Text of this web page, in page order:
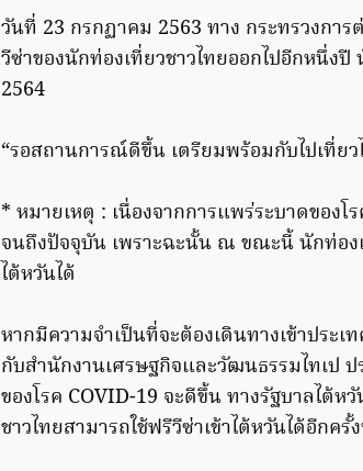
วันที่ 23 กรกฏาคม 2563 ทาง กระทรวงการ
วีซ่าของนักท่องเที่ยวชาวไทยออกไปอีกหนึ่
2564
“รอสถานการณ์ดีขึ้น เตรียมพร้อมกับไปเที่ยว
* หมายเหตุ : เนื่องจากการแพร่ระบาดของโ
จนถึงปัจจุบัน เพราะฉะนั้น ณ ขณะนี้ นักท่องเ
ไต้หวันได้
หากมีความจำเป็นที่จะต้องเดินทางเข้าประ
กับสำนักงานเศรษฐกิจและวัฒนธรรมไทเป
ของโรค COVID-19 จะดีขึ้น ทางรัฐบาลไต้ห
ชาวไทยสามารถใช้ฟรีวีซ่าเข้าไต้หวันได้อีกครั้